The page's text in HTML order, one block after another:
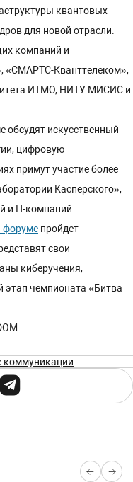
квантовых
для новой отрасли.
компаний и
«СМАРТС-Кванттелеком»,
ИТМО, НИТУ МИСИС и
обсудят искусственный
цифровую
примут участие более
Касперского»,
и IT-компаний.
форуме пройдет
свои
киберучения,
этап чемпионата «Битва
коммуникации